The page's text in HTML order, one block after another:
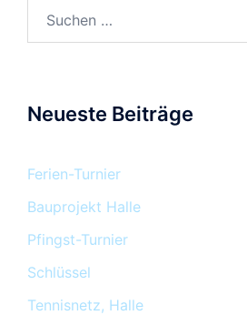
Neueste Beiträge
Ferien-Turnier
Bauprojekt Halle
Pfingst-Turnier
Schlüssel
Tennisnetz, Halle